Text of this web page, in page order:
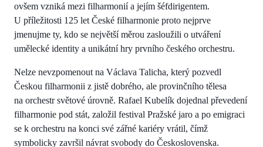
ovšem vzniká mezi filharmonií a jejím šéfdirigentem.
U příležitosti 125 let České filharmonie proto nejprve
jmenujme ty, kdo se největší měrou zasloužili o utváření
umělecké identity a unikátní hry prvního českého orchestru.
Nelze nevzpomenout na Václava Talicha, který pozvedl
Českou filharmonii z jistě dobrého, ale provinčního tělesa
na orchestr světové úrovně. Rafael Kubelík dojednal převedení
filharmonie pod stát, založil festival Pražské jaro a po emigraci
se k orchestru na konci své zářné kariéry vrátil, čímž
symbolicky završil návrat svobody do Československa.